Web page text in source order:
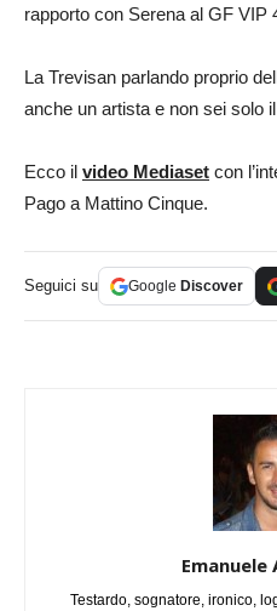
rapporto con Serena al GF VIP
La Trevisan parlando proprio
anche un artista e non sei solo
Ecco il video Mediaset con
Pago a Mattino Cinque.
Seguici su Google Discover
Emanuele
Testardo, sognatore, ironico,